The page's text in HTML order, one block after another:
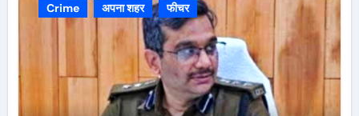
Crime अपना शहर फीचर